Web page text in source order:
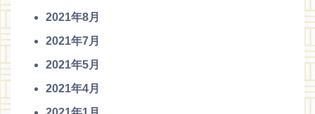
2021年8月
2021年7月
2021年5月
2021年4月